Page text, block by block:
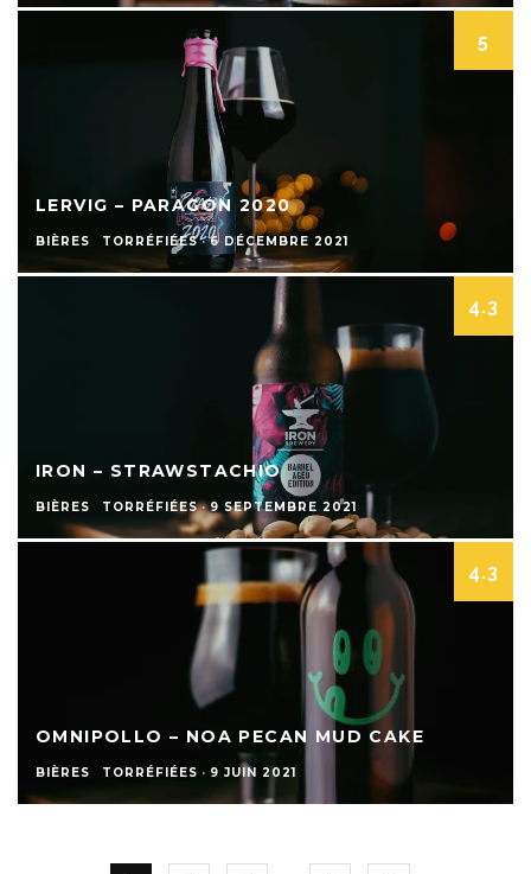
5
LERVIG – PARAGON 2020
BIÈRES TORRÉFIÉES · 6 DÉCEMBRE 2021
4.3
IRON – STRAWSTACHIO
BIÈRES TORRÉFIÉES · 9 SEPTEMBRE 2021
4.3
OMNIPOLLO – NOA PECAN MUD CAKE
BIÈRES TORRÉFIÉES · 9 JUIN 2021